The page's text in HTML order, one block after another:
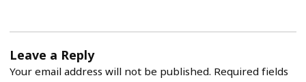
Leave a Reply
Your email address will not be published. Required fields